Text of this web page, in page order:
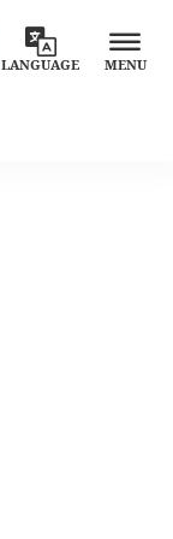
LANGUAGE MENU